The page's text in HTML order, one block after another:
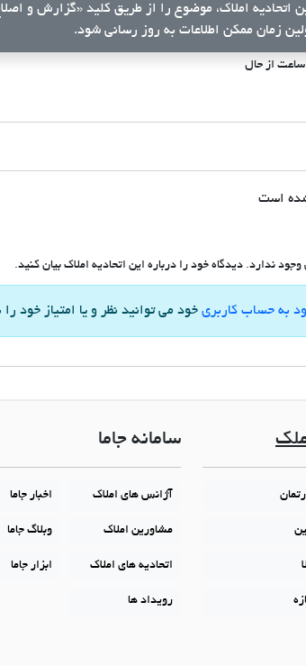
اتحادیه املاک، موضوع را از طریق کلید «گزارش و
زمان ممکن اطلاعات به روز رسانی شود.
است
ندارد. دیدگاه خود را درباره این اتحادیه املاک بیان کنید.
به حساب کاربری خود می توانید نظر و یا امتیاز خود
سامانه جاما
آژانس های املاک اخبار جاما
مشاورین املاک وبلاگ جاما
اتحادیه های املاک ابزار جاما
رویداد ها